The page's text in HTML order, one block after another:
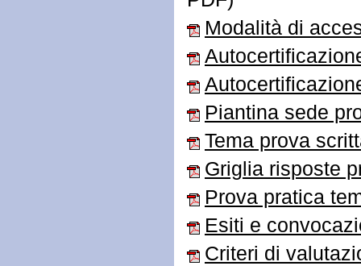
Modalità di
Piantina sede
Tema prova
Griglia risposte
Prova pratica
Esiti e
Criteri di